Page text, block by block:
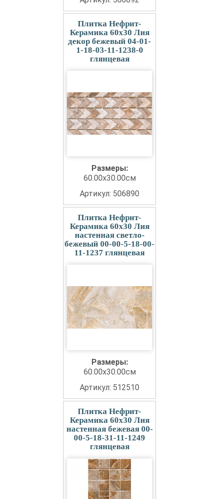
Плитка Нефрит-
Керамика 60x30 Лия
декор бежевый 04-01-
1-18-03-11-1238-0
глянцевая
Размеры:
60.00x30.00см
Артикул: 506890
Плитка Нефрит-
Керамика 60x30 Лия
настенная светло-
бежевый 00-00-5-18-00-
11-1237 глянцевая
Размеры:
60.00x30.00см
Артикул: 512510
Плитка Нефрит-
Керамика 60x30 Лия
настенная бежевая 00-
00-5-18-31-11-1249
глянцевая